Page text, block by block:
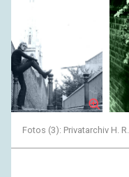
Fotos (3): Privatarchiv H. R.